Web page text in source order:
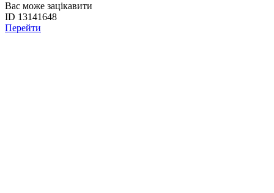
Вас може зацікавити
ID 13141648
Перейти